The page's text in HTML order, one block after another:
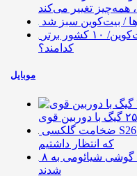
همه‌چیز تغییر می‌کند
/ بیت‌کوین سبز شد
رقابت پنهان دولت‌ها بر سر بیت‌کوین/ ۱۰ کشور برتر
کدامند؟
موبایل
ضخامت گلکسی S26 پرو، اج و اولترا لو رفت؛ همان‌چیزی
که انتظار داشتیم
۸ گوشی شیائومی به HyperOS 3 (نسخه آزمایشی) آپدیت
شدند